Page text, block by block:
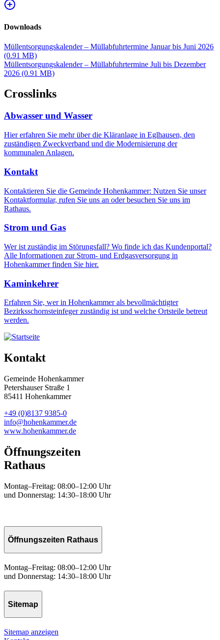
Downloads
Müllentsorgungskalender – Müllabfuhrtermine Januar bis Juni 2026
(0.91 MB)
Müllentsorgungskalender – Müllabfuhrtermine Juli bis Dezember
2026 (0.91 MB)
Crosslinks
Abwasser und Wasser
Hier erfahren Sie mehr über die Kläranlage in Eglhausen, den
zuständigen Zweckverband und die Modernisierung der
kommunalen Anlagen.
Kontakt
Kontaktieren Sie die Gemeinde Hohenkammer: Nutzen Sie unser
Kontaktformular, rufen Sie uns an oder besuchen Sie uns im
Rathaus.
Strom und Gas
Wer ist zuständig im Störungsfall? Wo finde ich das Kundenportal?
Alle Informationen zur Strom- und Erdgasversorgung in
Hohenkammer finden Sie hier.
Kaminkehrer
Erfahren Sie, wer in Hohenkammer als bevollmächtigter
Bezirksschornsteinfeger zuständig ist und welche Ortsteile betreut
werden.
Kontakt
Gemeinde Hohenkammer
Petershauser Straße 1
85411 Hohenkammer
+49 (0)8137 9385-0
info@hohenkammer.de
www.hohenkammer.de
Öffnungszeiten
Rathaus
Montag–Freitag: 08:00–12:00 Uhr
und Donnerstag: 14:30–18:00 Uhr
Öffnungszeiten Rathaus
Montag–Freitag: 08:00–12:00 Uhr
und Donnerstag: 14:30–18:00 Uhr
Sitemap
Sitemap anzeigen